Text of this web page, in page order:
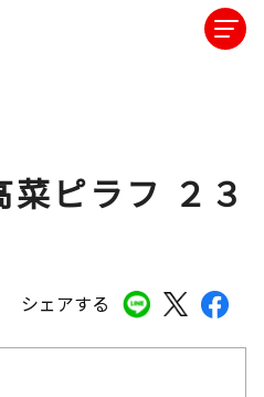
シェアする
菜ピラフ ２３